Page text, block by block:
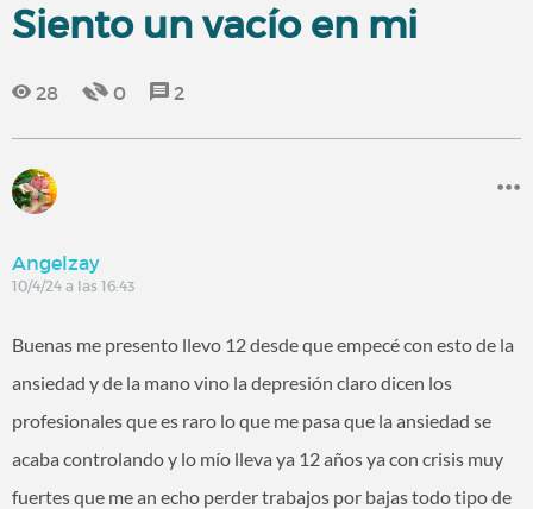
Siento un vacío en mi
28 0 2
Angelzay
10/4/24 a las 16:43
Buenas me presento llevo 12 desde que empecé con esto de la
ansiedad y de la mano vino la depresión claro dicen los
profesionales que es raro lo que me pasa que la ansiedad se
acaba controlando y lo mío lleva ya 12 años ya con crisis muy
fuertes que me an echo perder trabajos por bajas todo tipo de